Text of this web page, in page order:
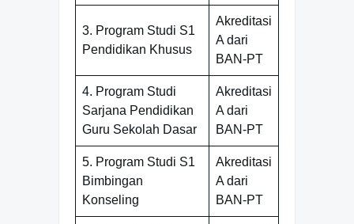
3. Program Studi S1
Pendidikan Khusus
Akreditasi
A dari
BAN-PT
4. Program Studi
Sarjana Pendidikan
Guru Sekolah Dasar
Akreditasi
A dari
BAN-PT
5. Program Studi S1
Bimbingan
Konseling
Akreditasi
A dari
BAN-PT